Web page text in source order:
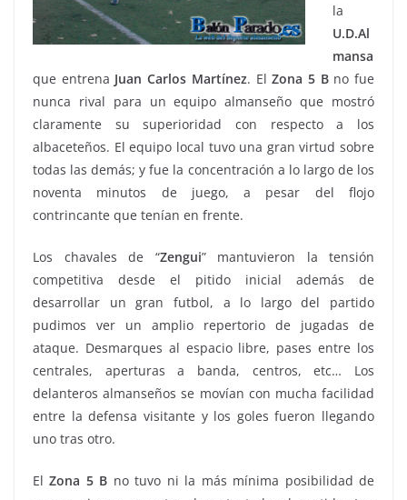
la
U.D.Al
mansa
que entrena Juan Carlos Martínez. ElZona 5 Bno fue
nunca rival para un equipo almanseño que mostró
claramente su superioridad con respecto a los
albaceteños. El equipo local tuvo una gran virtud sobre
todas las demás; y fue la concentración a lo largo de los
noventa minutos de juego, a pesar del flojo
contrincante que tenían en frente.
Los chavales de “Zengui” mantuvieron la tensión
competitiva desde el pitido inicial además de
desarrollar un gran futbol, a lo largo del partido
pudimos ver un amplio repertorio de jugadas de
ataque. Desmarques al espacio libre, pases entre los
centrales, aperturas a banda, centros, etc… Los
delanteros almanseños se movían con mucha facilidad
entre la defensa visitante y los goles fueron llegando
uno tras otro.
ElZona 5 B no tuvo ni la más mínima posibilidad de